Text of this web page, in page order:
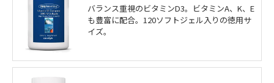
バランス重視のビタミンD3。ビタミンA、K、E
も豊富に配合。120ソフトジェル入りの徳用サ
イズ。